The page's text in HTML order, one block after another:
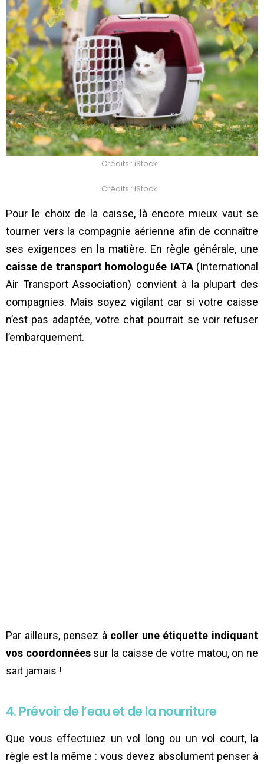
Crédits : iStock
Crédits : iStock
Pour le choix de la caisse, là encore mieux vaut se
tourner vers la compagnie aérienne afin de connaître
ses exigences en la matière. En règle générale, une
caisse de transport homologuée IATA(International
Air Transport Association) convient à la plupart des
compagnies. Mais soyez vigilant car si votre caisse
n’est pas adaptée, votre chat pourrait se voir refuser
l’embarquement.
Par ailleurs, pensez à coller une étiquette indiquant
vos coordonnéessur la caisse de votre matou, on ne
sait jamais !
4. Prévoir de l’eau et de la nourriture
Que vous effectuiez un vol long ou un vol court, la
règle est la même : vous devez absolument penser à